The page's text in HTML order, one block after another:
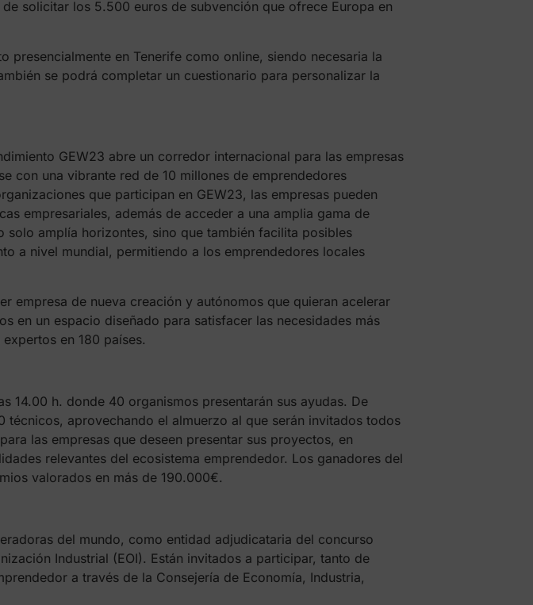
solicitar los 5.500 euros de subvención que ofrece Europa en
en Tenerife como online, siendo necesaria la
se podrá completar un cuestionario para personalizar la
GEW23 abre un corredor internacional para las empresas
con una vibrante red de 10 millones de emprendedores
que participan en GEW23, las empresas pueden
empresariales, además de acceder a una amplia gama de
amplía horizontes, sino que también facilita posibles
a nivel mundial, permitiendo a los emprendedores locales
empresa de nueva creación y autónomos que quieran acelerar
en un espacio diseñado para satisfacer las necesidades más
en 180 países.
14.00 h. donde 40 organismos presentarán sus ayudas. De
aprovechando el almuerzo al que serán invitados todos
las empresas que deseen presentar sus proyectos, en
relevantes del ecosistema emprendedor. Los ganadores del
valorados en más de 190.000€.
del mundo, como entidad adjudicataria del concurso
Industrial (EOI). Están invitados a participar, tanto de
a través de la Consejería de Economía, Industria,